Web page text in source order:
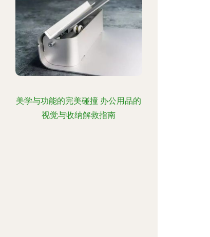
美学与功能的完美碰撞 办公用品的
视觉与收纳解救指南